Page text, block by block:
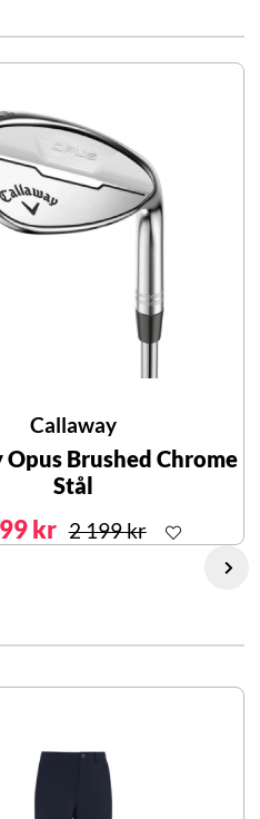
Callaway
Opus Brushed Chrome
Stål
kr 2 199 kr